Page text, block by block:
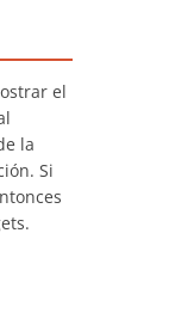
el
la
Si